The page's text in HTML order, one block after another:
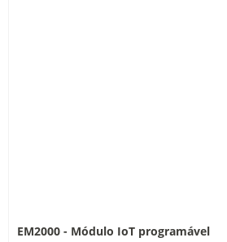
EM2000 - Módulo IoT programável